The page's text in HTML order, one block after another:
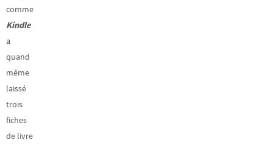
comme
Kindle
a
quand
même
laissé
trois
fiches
de livre